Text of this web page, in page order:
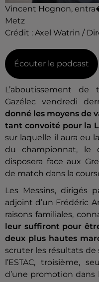
Vincent Hognon,
Metz
Crédit : Axel Watrin /
Écouter le podcast
L’aboutissement
Gazélec vendredi
donné les moyens de
tant convoité pour la
sur laquelle il aura eu
du championnat, le
disposera face aux
de match dans la
Les Messins, dirigés
adjoint d’un Frédéric
raisons familiales,
leur suffiront pour
deux plus hautes
scruter les résultats
l’ESTAC, troisième,
d’une promotion dans